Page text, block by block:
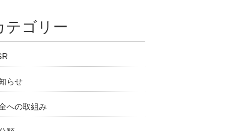
テゴリー
らせ
への取組み